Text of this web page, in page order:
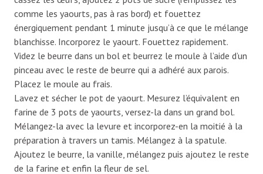
comme les yaourts, pas à ras bord) et fouettez
énergiquement pendant 1 minute jusqu’à ce que le mélange
blanchisse. Incorporez le yaourt. Fouettez rapidement.
Videz le beurre dans un bol et beurrez le moule à l’aide d’un
pinceau avec le reste de beurre qui a adhéré aux parois.
Placez le moule au frais.
Lavez et sécher le pot de yaourt. Mesurez l’équivalent en
farine de 3 pots de yaourts, versez-la dans un grand bol.
Mélangez-la avec la levure et incorporez-en la moitié à la
préparation à travers un tamis. Mélangez à la spatule.
Ajoutez le beurre, la vanille, mélangez puis ajoutez le reste
de la farine et enfin la fleur de sel.